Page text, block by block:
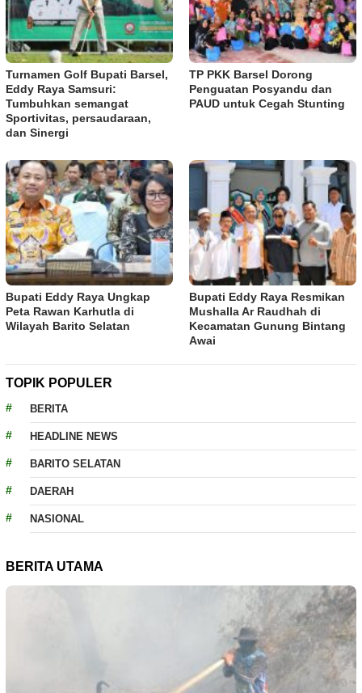
Turnamen Golf Bupati Barsel,
Eddy Raya Samsuri:
Tumbuhkan semangat
Sportivitas, persaudaraan,
dan Sinergi
TP PKK Barsel Dorong
Penguatan Posyandu dan
PAUD untuk Cegah Stunting
Bupati Eddy Raya Ungkap
Peta Rawan Karhutla di
Wilayah Barito Selatan
Bupati Eddy Raya Resmikan
Mushalla Ar Raudhah di
Kecamatan Gunung Bintang
Awai
TOPIK POPULER
BERITA
HEADLINE NEWS
BARITO SELATAN
DAERAH
NASIONAL
BERITA UTAMA